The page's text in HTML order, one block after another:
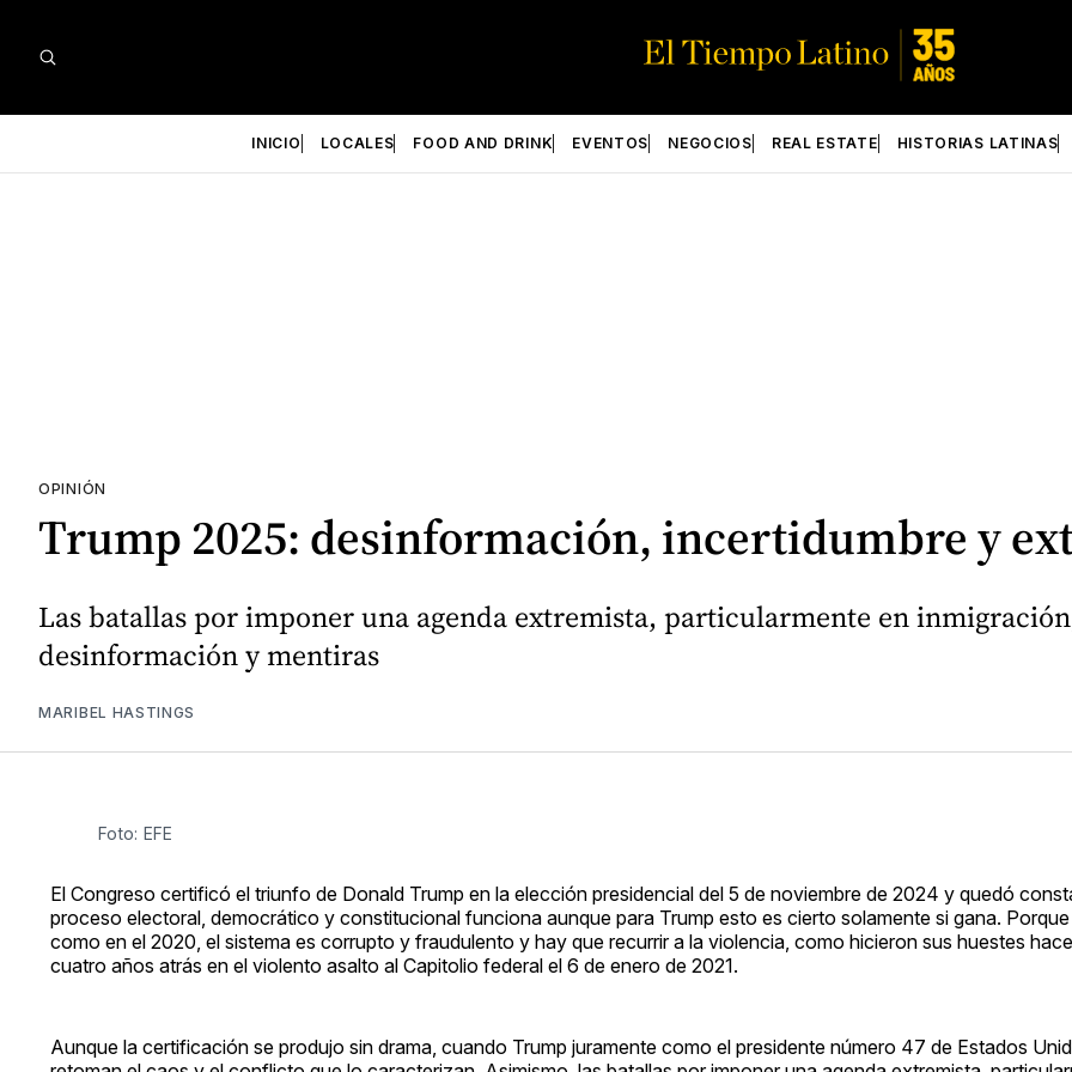
INICIO LOCALES FOOD AND DRINK EVENTOS NEGOCIOS REAL ESTATE HISTORIAS LATINAS
OPINIÓN
Trump 2025: desinformación, incertidumbre y
Las batallas por imponer una agenda extremista, particularmente en
desinformación y mentiras
MARIBEL HASTINGS
Foto: EFE
El Congreso certificó el triunfo de Donald Trump en la elección presidencial del 5 de noviembre de 2024 y quedó
proceso electoral, democrático y constitucional funciona aunque para Trump esto es cierto solamente si gana. Porque
como en el 2020, el sistema es corrupto y fraudulento y hay que recurrir a la violencia, como hicieron sus huestes
cuatro años atrás en el violento asalto al Capitolio federal el 6 de enero de 2021.
Aunque la certificación se produjo sin drama, cuando Trump juramente como el presidente número 47 de Estados